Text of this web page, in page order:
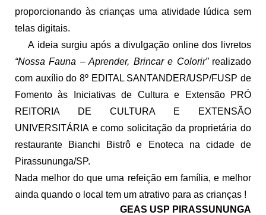
proporcionando às crianças uma atividade lúdica sem
telas digitais.
A ideia surgiu após a divulgação online dos livretos
“Nossa Fauna – Aprender, Brincar e Colorir” realizado
com auxílio do 8º EDITAL SANTANDER/USP/FUSP de
Fomento às Iniciativas de Cultura e Extensão PRÓ
REITORIA DE CULTURA E EXTENSÃO
UNIVERSITÁRIA e como solicitação da proprietária do
restaurante Bianchi Bistrô e Enoteca na cidade de
Pirassununga/SP.
Nada melhor do que uma refeição em família, e melhor
ainda quando o local tem um atrativo para as crianças !
GEAS USP PIRASSUNUNGA